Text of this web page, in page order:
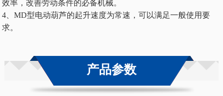
效率，改善劳动条件的必备机械。
4、MD型电动葫芦的起升速度为常速，可以满足一般使用要
求。
产品参数